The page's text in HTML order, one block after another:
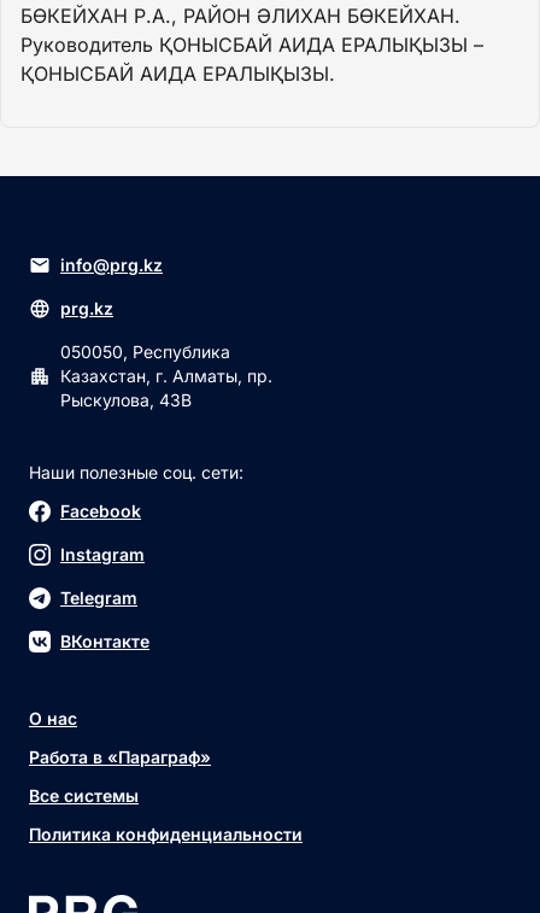
БӨКЕЙХАН Р.А., РАЙОН ӘЛИХАН БӨКЕЙХАН.
Руководитель ҚОНЫСБАЙ АИДА ЕРАЛЫҚЫЗЫ –
ҚОНЫСБАЙ АИДА ЕРАЛЫҚЫЗЫ.
info@prg.kz
prg.kz
050050, Республика
Казахстан, г. Алматы, пр.
Рыскулова, 43В
Наши полезные соц. сети:
Facebook
Instagram
Telegram
ВКонтакте
О нас
Работа в «Параграф»
Все системы
Политика конфиденциальности